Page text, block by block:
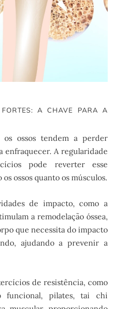
A CHAVE PARA A
os ossos tendem a perder
enfraquecer. A regularidade
pode reverter esse
ossos quanto os músculos.
de impacto, como a
a remodelação óssea,
que necessita do impacto
ajudando a prevenir a
de resistência, como
funcional, pilates, tai chi